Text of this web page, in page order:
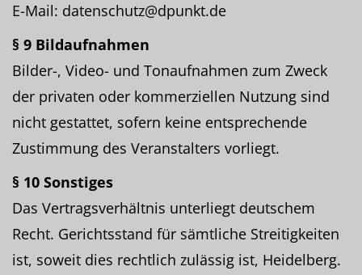
E-Mail: datenschutz@dpunkt.de
§ 9 Bildaufnahmen
Bilder-, Video- und Tonaufnahmen zum Zweck
der privaten oder kommerziellen Nutzung sind
nicht gestattet, sofern keine entsprechende
Zustimmung des Veranstalters vorliegt.
§ 10 Sonstiges
Das Vertragsverhältnis unterliegt deutschem
Recht. Gerichtsstand für sämtliche Streitigkeiten
ist, soweit dies rechtlich zulässig ist, Heidelberg.